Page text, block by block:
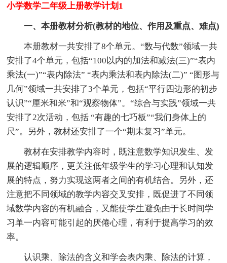
小学数学二年级上册教学计划1
一、本册教材分析(教材的地位、作用及重点、难点)
本册教材一共安排了8个单元。“数与代数”领域一共
安排了4个单元，包括“100以内的加法和减法(三)”“表内
乘法(一)”“表内除法” “表内乘法和表内除法(二)” “图形与
几何”领域一共安排了3个单元，包括“平行四边形的初步
认识”“厘米和米”和“观察物体”。“综合与实践”领域一共
安排了2次活动，包括 “有趣的七巧板”“我们身体上的
尺”。另外，教材还安排了一个“期末复习”单元。
教材在安排教学内容时，既注意数学知识发生、发
展的逻辑顺序，更关注低年级学生的学习心理和认知发
展的特点，努力实现这两者之间的有机结合。另外，还
注意把不同领域的教学内容交叉安排，既促进了不同领
域数学内容的有机融合，又能使学生避免由于长时间学
习单一内容可能引起的厌倦心理，有利于提高学习的效
率。
认识乘、除法的含义和学会表内乘、除法的计算，